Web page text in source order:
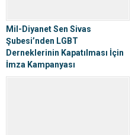
Mil-Diyanet Sen Sivas
Şubesi’nden LGBT
Derneklerinin Kapatılması İçin
İmza Kampanyası
Mil-Diyanet Sen Sivas Şube Başkanı